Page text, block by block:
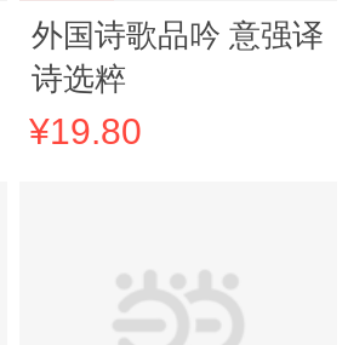
外国诗歌品吟 意强译
诗选粹
¥19.80